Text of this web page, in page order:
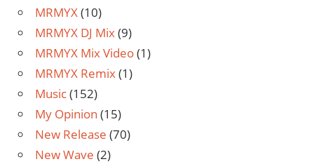
MRMYX(10)
MRMYX DJ Mix(9)
MRMYX Mix Video(1)
MRMYX Remix(1)
Music(152)
My Opinion (15)
New Release (70)
New Wave (2)